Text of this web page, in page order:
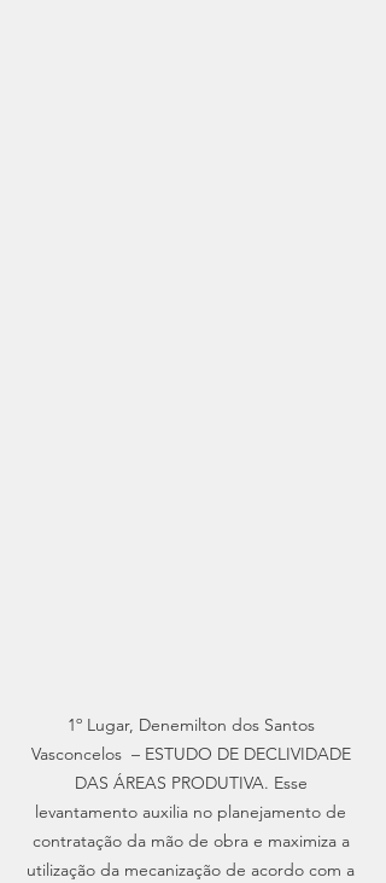
1º Lugar, Denemilton dos Santos
Vasconcelos  – ESTUDO DE DECLIVIDADE
DAS ÁREAS PRODUTIVA. Esse
levantamento auxilia no planejamento de
contratação da mão de obra e maximiza a
utilização da mecanização de acordo com a